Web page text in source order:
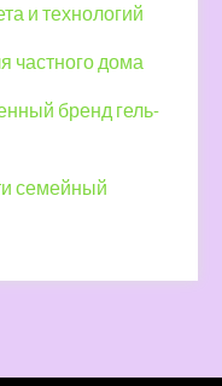
и технологий
частного дома
бренд гель-
семейный